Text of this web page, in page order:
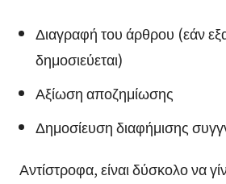
Διαγραφή του άρθρου (εάν
δημοσιεύεται)
Αξίωση αποζημίωσης
Δημοσίευση διαφήμισης
Αντίστροφα, είναι δύσκολο να